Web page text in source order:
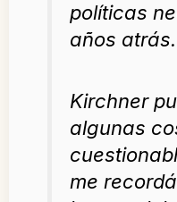
políticas
años atrás.
Kirchner
algunas
me